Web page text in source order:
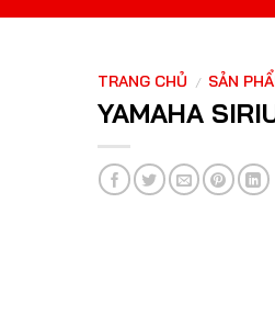
TRANG CHỦ / SẢN
YAMAHA